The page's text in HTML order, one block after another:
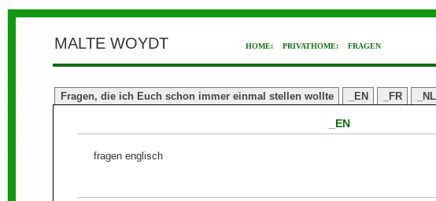
MALTE WOYDT HOME: PRIVATHOME: FRAGEN
Fragen, die ich Euch schon immer einmal stellen wollte _EN _FR _NL
_EN
fragen englisch